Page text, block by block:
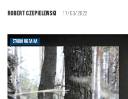
Robert Czepielewski 17/03/2022
STUDIO UKRAINA